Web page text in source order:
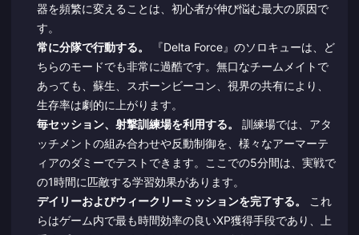
器を頻繁に変えることは、初心者が伸び悩む最大の原因で
す。
常に分隊で行動する。
『Delta Force』のソロキューは、ど
ちらのモードでも非常に過酷です。無口なチームメイトで
あっても、蘇生、スポーンビーコン、視界の共有により、
生存率は劇的に上がります。
毎セッション、射撃訓練場を利用する。
訓練場では、アタ
ッチメントの組み合わせや反動制御を、様々なアーマーテ
ィアのダミーでテストできます。ここでの5分間は、実戦で
の1時間に匹敵する学習効果があります。
デイリーおよびウィークリーミッションを完了する。
これ
らはゲーム内で最も時間効率の良いXP獲得手段であり、上